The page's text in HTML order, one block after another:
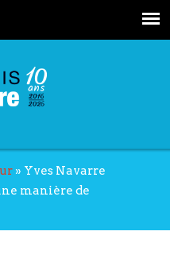
» Yves Navarre
manière de